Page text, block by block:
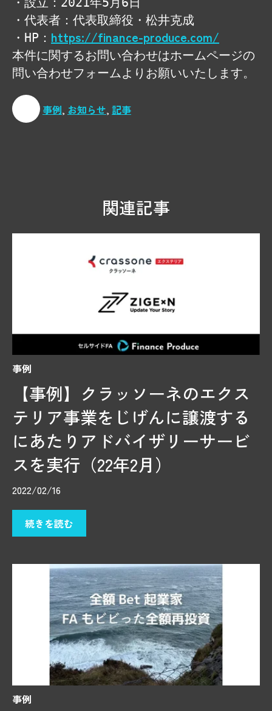
・代表者：代表取締役・松井克成
・HP： https://finance-produce.com/
本件に関するお問い合わせはホームページの
問い合わせフォームよりお願いいたします。
事例, お知らせ, 記事
関連記事
事例
【事例】クラッソーネのエクス
テリア事業をじげんに譲渡する
にあたりアドバイザリーサービ
スを実行（22年2月）
2022/02/16
続きを読む
事例